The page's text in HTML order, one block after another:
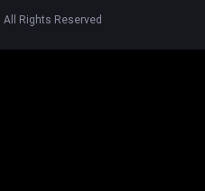
All Rights Reserved